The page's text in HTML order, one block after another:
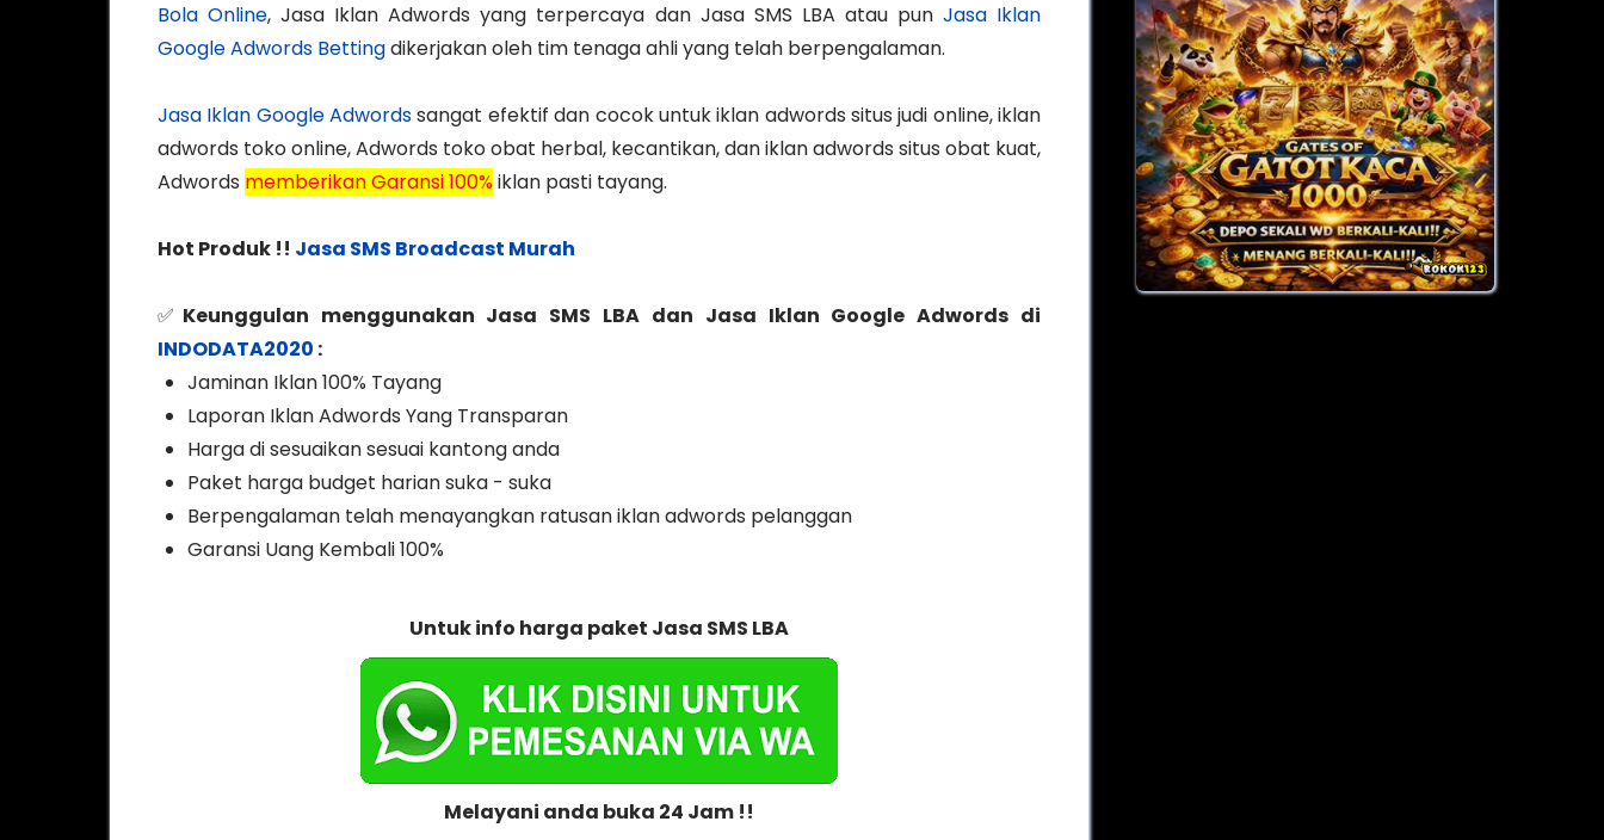
Bola Online, Jasa Iklan Adwords yang terpercaya dan Jasa SMS LBA atau pun Jasa Iklan
Google Adwords Bettingdikerjakan oleh tim tenaga ahli yang telah berpengalaman.
Jasa Iklan Google Adwordssangat efektif dan cocok untuk iklan adwords situs judi online, iklan
adwords toko online, Adwords toko obat herbal, kecantikan, dan iklan adwords situs obat kuat,
Adwords memberikan Garansi 100%iklan pasti tayang.
Hot Produk !! Jasa SMS Broadcast Murah
✅ Keunggulan menggunakan Jasa SMS LBA dan Jasa Iklan Google Adwords di
INDODATA2020 :
Jaminan Iklan 100% Tayang
Laporan Iklan Adwords Yang Transparan
Harga di sesuaikan sesuai kantong anda
Paket harga budget harian suka - suka
Berpengalaman telah menayangkan ratusan iklan adwords pelanggan
Garansi Uang Kembali 100%
Untuk info harga paket Jasa SMS LBA
Melayani anda buka 24 Jam !!